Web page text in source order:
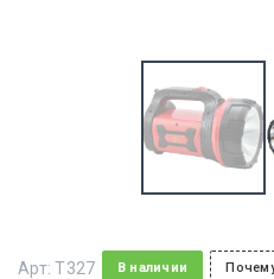
Арт:T327 В наличии